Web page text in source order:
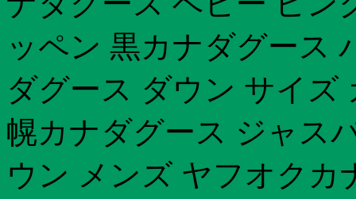
ッペン 黒カナダグース
ダグース ダウン サイズ
幌カナダグース ジャス
ウン メンズ ヤフオクカ